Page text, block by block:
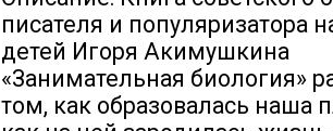
писателя и популяризатора
детей Игоря Акимушкина
«Занимательная биология»
том, как образовалась наша